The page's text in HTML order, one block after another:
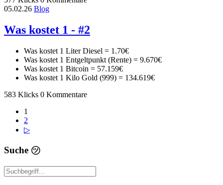
05.02.26 Blog
Was kostet 1 - #2
Was kostet 1 Liter Diesel = 1.70€
Was kostet 1 Entgeltpunkt (Rente) = 9.670€
Was kostet 1 Bitcoin = 57.159€
Was kostet 1 Kilo Gold (999) = 134.619€
583 Klicks 0 Kommentare
1
2
▷
Suche ㋡